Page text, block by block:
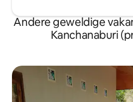
Andere geweldige
Kanchanaburi